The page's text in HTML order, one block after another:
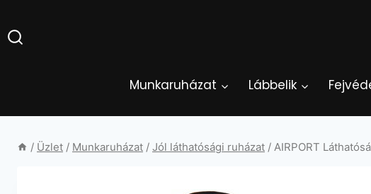
to
content
Munkaruházat Lábbelik
/ Üzlet / Munkaruházat / Jól láthatósági ruházat / AIRPORT